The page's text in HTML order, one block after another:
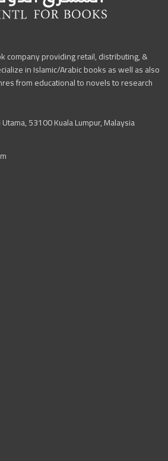
company providing retail, distributing, &
in Islamic/Arabic books as well as also
from educational to novels to research
53100 Kuala Lumpur, Malaysia